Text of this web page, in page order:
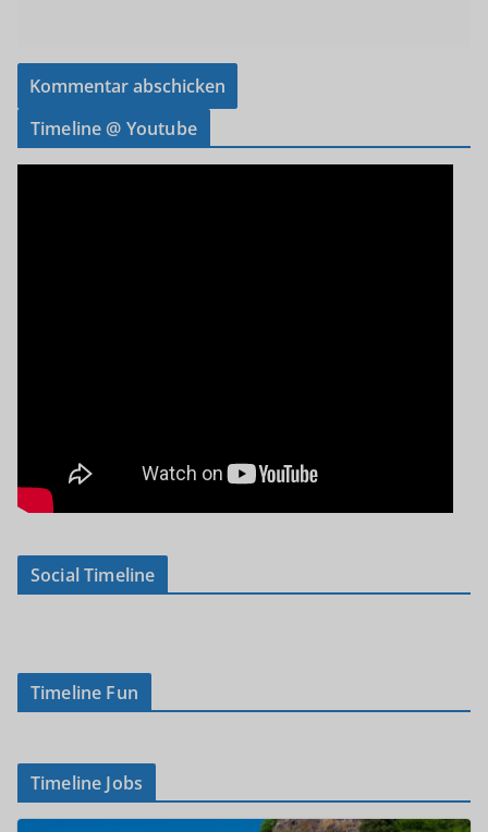
Timeline @ Youtube
Social Timeline
Timeline Fun
Timeline Jobs